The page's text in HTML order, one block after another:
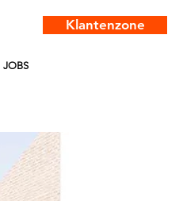
Klantenzone
JOBS